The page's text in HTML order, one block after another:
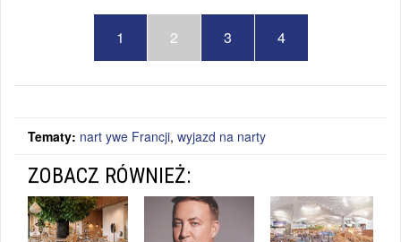
1 2 3 4
Tematy: nart ywe Francji, wyjazd na narty
ZOBACZ RÓWNIEŻ: